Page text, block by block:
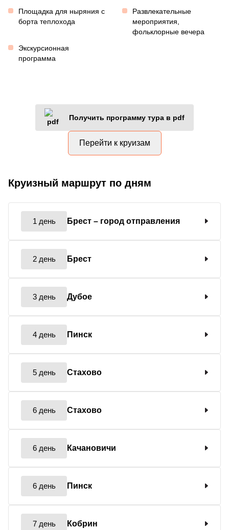
Площадка для ныряния с
борта теплохода
Развлекательные
мероприятия,
фольклорные вечера
Экскурсионная
программа
Получить программу тура в pdf
Перейти к круизам
Круизный маршрут по дням
1 день Брест – город отправления
2 день Брест
3 день Дубое
4 день Пинск
5 день Стахово
6 день Стахово
6 день Качановичи
6 день Пинск
7 день Кобрин